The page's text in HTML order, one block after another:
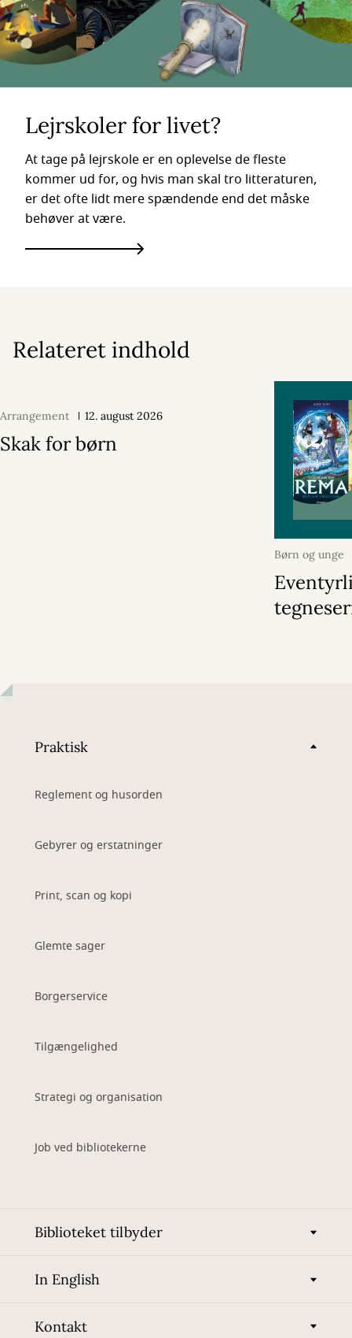
Lejrskoler for livet?
At tage på lejrskole er en oplevelse de fleste
kommer ud for, og hvis man skal tro litteraturen,
er det ofte lidt mere spændende end det måske
behøver at være.
Relateret indhold
Arrangement 12. august 2026
Skak for børn
Børn og unge
2026
Praktisk
Reglement og husorden
Gebyrer og erstatninger
Print, scan og kopi
Glemte sager
Borgerservice
Tilgængelighed
Strategi og organisation
Job ved bibliotekerne
Biblioteket tilbyder
In English
Kontakt